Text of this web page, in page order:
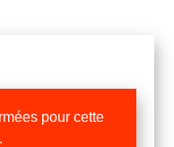
pour cette